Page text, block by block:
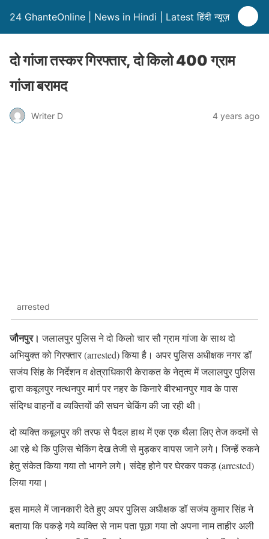
24 GhanteOnline | News in Hindi | Latest हिंदी न्यूज़
दो गांजा तस्कर गिरफ्तार, दो किलो 400 ग्राम
गांजा बरामद
Writer D 4 years ago
arrested
जौनपुर। जलालपुर पुलिस ने दो किलो चार सौ ग्राम गांजा के साथ दो
अभियुक्त को गिरफ्तार (arrested) किया है। अपर पुलिस अधीक्षक नगर डॉ
सजंय सिंह के निर्देशन व क्षेत्राधिकारी केराकत के नेतृत्व में जलालपुर पुलिस
द्वारा कबूलपुर नत्थनपुर मार्ग पर नहर के किनारे बीरभानपुर गाव के पास
संदिग्ध वाहनों व व्यक्तियों की सघन चेकिंग की जा रही थी।
दो व्यक्ति कबूलपुर की तरफ से पैदल हाथ में एक एक थैला लिए तेज कदमों से
आ रहे थे कि पुलिस चेकिंग देख तेजी से मुड़कर वापस जाने लगे। जिन्हें रुकने
हेतु संकेत किया गया तो भागने लगे। संदेह होने पर घेरकर पकड़ (arrested)
लिया गया।
इस मामले में जानकारी देते हुए अपर पुलिस अधीक्षक डॉ सजंय कुमार सिंह ने
बताया कि पकड़े गये व्यक्ति से नाम पता पूछा गया तो अपना नाम ताहीर अली